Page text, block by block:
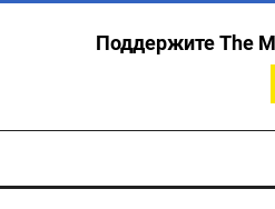
Поддержите The